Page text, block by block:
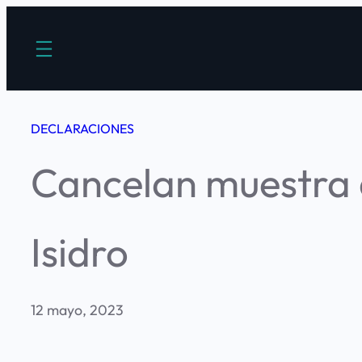
DECLARACIONES
Cancelan
Isidro
12 mayo, 2023